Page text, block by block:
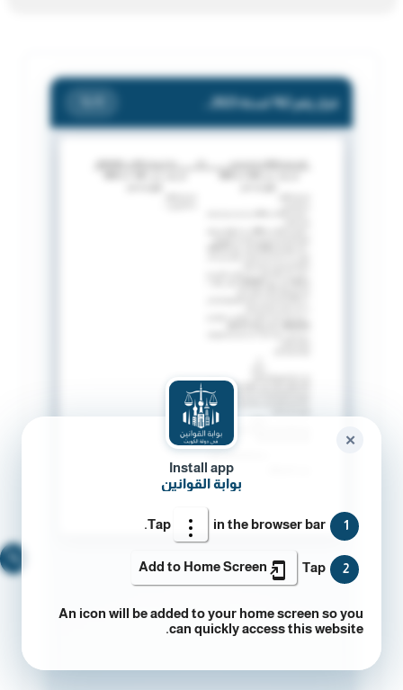
Install app
بوابة القوانين
1
Tap in the browser bar.
2
Tap
Add to Home Screen
An icon will be added to your home screen so you
can quickly access this website.
✕